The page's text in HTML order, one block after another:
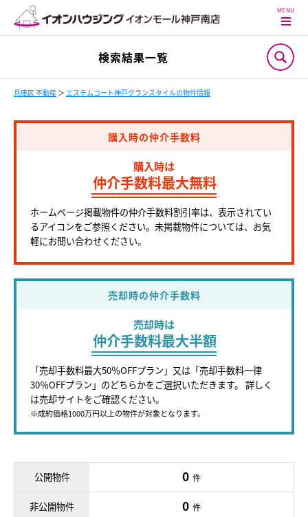
検索結果一覧
兵庫区 不動産 ＞ エステムコート神戸グランスタイルの物件情報
購入時の仲介手数料
購入時は
仲介手数料最大無料
ホームページ掲載物件の仲介手数料割引率は、表示されてい
るアイコンをご参照ください。未掲載物件については、お気
軽にお問い合わせください。
売却時の仲介手数料
売却時は
仲介手数料最大半額
「売却手数料最大50％OFFプラン」又は「売却手数料一律
30％OFFプラン」のどちらかをご選択いただきます。 詳しく
は売却サイトをご確認ください。
※成約価格1000万円以上の物件が対象となります。
公開物件 0 件
非公開物件 0 件